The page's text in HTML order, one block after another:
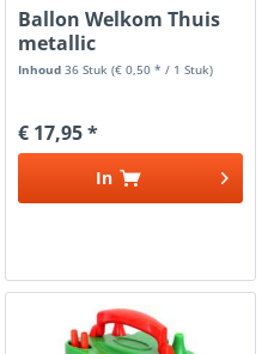
Ballon Welkom Thuis
metallic
Inhoud36 Stuk(€ 0,50 * / 1 Stuk)
€ 17,95 *
In